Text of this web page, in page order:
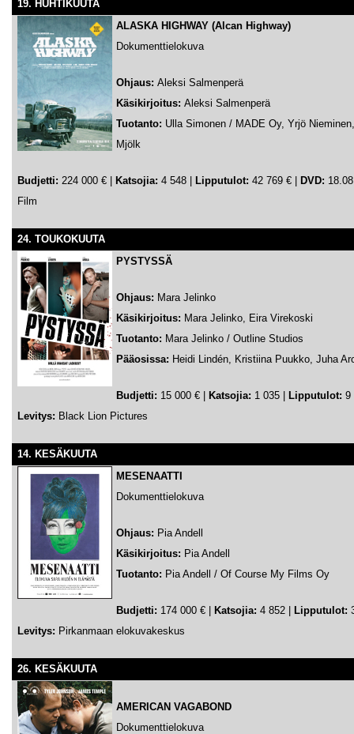
19. HUHTIKUUTA
ALASKA HIGHWAY (Alcan Highway)
Dokumenttielokuva
Ohjaus: Aleksi Salmenperä
Käsikirjoitus: Aleksi Salmenperä
Tuotanto: Ulla Simonen / MADE Oy, Yrjö
Mjölk
Budjetti: 224 000 € | Katsojia: 4 548 | Lipputulot: 42 769 € | DVD:
Film
24. TOUKOKUUTA
PYSTYSSÄ
Ohjaus: Mara Jelinko
Käsikirjoitus: Mara Jelinko, Eira Virekoski
Tuotanto: Mara Jelinko / Outline Studios
Pääosissa: Heidi Lindén, Kristiina Puukko, Juha
Budjetti: 15 000 € | Katsojia: 1 035 | Lipputulot: 9
Levitys: Black Lion Pictures
14. KESÄKUUTA
MESENAATTI
Dokumenttielokuva
Ohjaus: Pia Andell
Käsikirjoitus: Pia Andell
Tuotanto: Pia Andell / Of Course My Films Oy
Budjetti: 174 000 € | Katsojia: 4 852 | Lipputulot:
Levitys: Pirkanmaan elokuvakeskus
26. KESÄKUUTA
AMERICAN VAGABOND
Dokumenttielokuva